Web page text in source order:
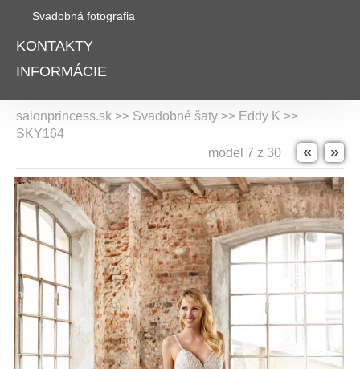
Svadobná fotografia
KONTAKTY
INFORMÁCIE
salonprincess.sk >> Svadobné šaty >> Eddy K >>
SKY164
»
«
model 7 z 30